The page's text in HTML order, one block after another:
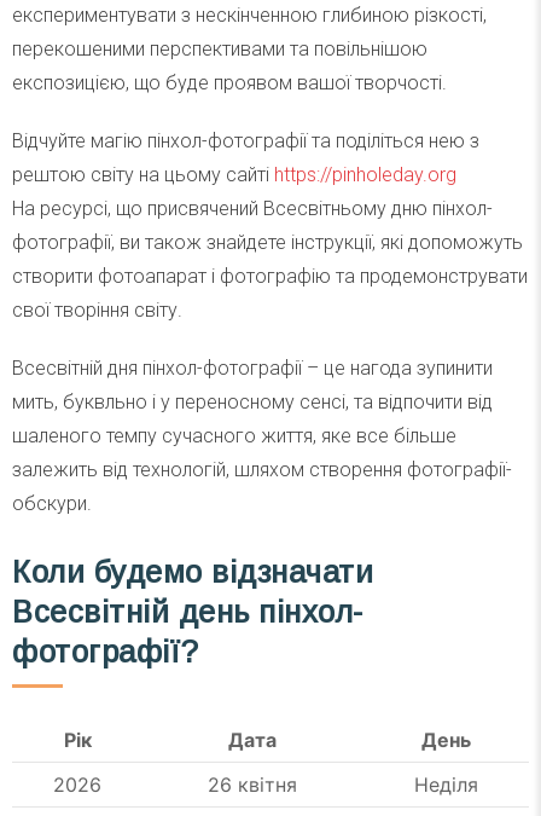
експериментувати з нескінченною глибиною різкості,
перекошеними перспективами та повільнішою
експозицією, що буде проявом вашої творчості.
Відчуйте магію пінхол-фотографії та поділіться нею з
рештою світу на цьому сайті https://pinholeday.org
На ресурсі, що присвячений Всесвітньому дню пінхол-
фотографії, ви також знайдете інструкції, які допоможуть
створити фотоапарат і фотографію та продемонструвати
свої творіння світу.
Всесвітній дня пінхол-фотографії – це нагода зупинити
мить, буквльно і у переносному сенсі, та відпочити від
шаленого темпу сучасного життя, яке все більше
залежить від технологій, шляхом створення фотографії-
обскури.
Коли будемо відзначати
Всесвітній день пінхол-
фотографії?
Рік Дата
День
2026
26 квітня
Неділя